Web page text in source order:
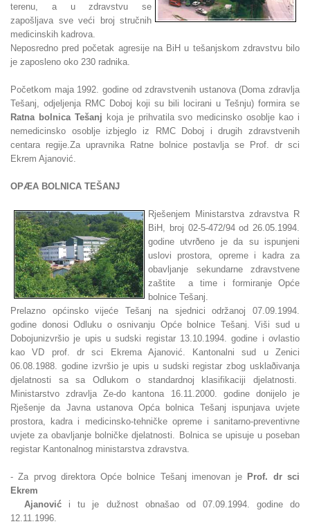
terenu, a u zdravstvu se
zapošljava sve veći broj stručnih
medicinskih kadrova.
Neposredno pred početak agresije na BiH u tešanjskom zdravstvu bilo
je zaposleno oko 230 radnika.
Početkom maja 1992. godine od zdravstvenih ustanova (Doma zdravlja
Tešanj, odjeljenja RMC Doboj koji su bili locirani u Tešnju) formira se
Ratna bolnica Tešanj koja je prihvatila svo medicinsko osoblje kao i
nemedicinsko osoblje izbjeglo iz RMC Doboj i drugih zdravstvenih
centara regije.Za upravnika Ratne bolnice postavlja se Prof. dr sci
Ekrem Ajanović.
OPÆA BOLNICA TEŠANJ
Rješenjem Ministarstva zdravstva R
BiH, broj 02-5-472/94 od 26.05.1994.
godine utvrðeno je da su ispunjeni
uslovi prostora, opreme i kadra za
obavljanje sekundarne zdravstvene
zaštite a time i formiranje Opće
bolnice Tešanj.
Prelazno općinsko vijeće Tešanj na sjednici održanoj 07.09.1994.
godine donosi Odluku o osnivanju Opće bolnice Tešanj. Viši sud u
Dobojunizvršio je upis u sudski registar 13.10.1994. godine i ovlastio
kao VD prof. dr sci Ekrema Ajanović. Kantonalni sud u Zenici
06.08.1988. godine izvršio je upis u sudski registar zbog usklaðivanja
djelatnosti sa sa Odlukom o standardnoj klasifikaciji djelatnosti.
Ministarstvo zdravlja Ze-do kantona 16.11.2000. godine donijelo je
Rješenje da Javna ustanova Opća bolnica Tešanj ispunjava uvjete
prostora, kadra i medicinsko-tehničke opreme i sanitarno-preventivne
uvjete za obavljanje bolničke djelatnosti. Bolnica se upisuje u poseban
registar Kantonalnog ministarstva zdravstva.
- Za prvog direktora Opće bolnice Tešanj imenovan je Prof. dr sci
Ekrem
Ajanović i tu je dužnost obnašao od 07.09.1994. godine do
12.11.1996.